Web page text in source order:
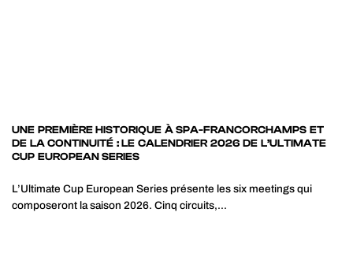
UNE PREMIÈRE HISTORIQUE À SPA-FRANCORCHAMPS ET
DE LA CONTINUITÉ : LE CALENDRIER 2026 DE L’ULTIMATE
CUP EUROPEAN SERIES
L’Ultimate Cup European Series présente les six meetings qui
composeront la saison 2026. Cinq circuits,...